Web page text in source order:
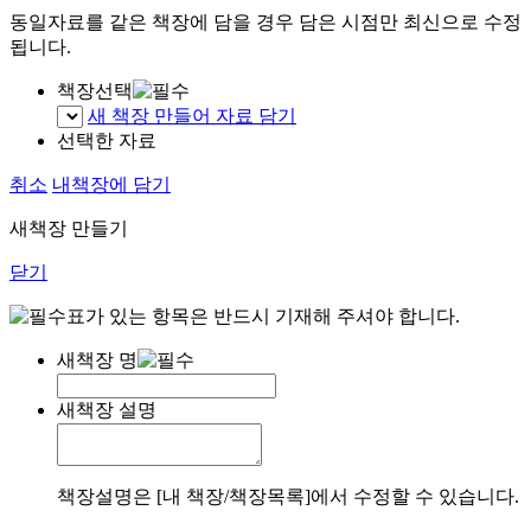
동일자료를 같은 책장에 담을 경우 담은 시점만 최신으로 수정
됩니다.
책장선택
새 책장 만들어 자료 담기
선택한 자료
취소 내책장에 담기
새책장 만들기
닫기
표가 있는 항목은 반드시 기재해 주셔야 합니다.
새책장 명
새책장 설명
책장설명은 [내 책장/책장목록]에서 수정할 수 있습니다.